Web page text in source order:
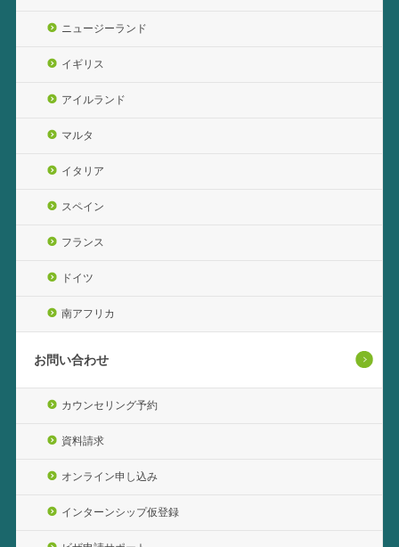
ニュージーランド
イギリス
アイルランド
マルタ
イタリア
スペイン
フランス
ドイツ
南アフリカ
お問い合わせ
カウンセリング予約
資料請求
オンライン申し込み
インターンシップ仮登録